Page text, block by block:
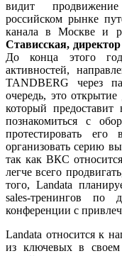
видит
российском рынке
канала в Москве и
Стависская,
До конца этого
активностей,
TANDBERG через
очередь, это
который предоставит
познакомиться с
протестировать
организовать серию
так как ВКС
легче всего
того, Landata
sales-тренингов по
конференции с
Landata относится к
из ключевых в своем